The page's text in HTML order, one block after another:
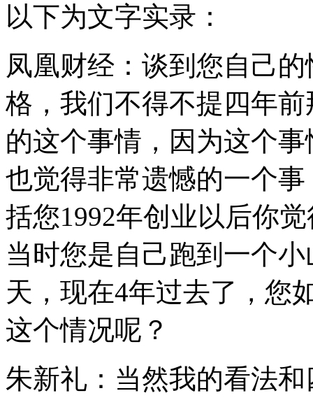
以下为文字实录：
凤凰财经：谈到您自己
格，我们不得不提四年
的这个事情，因为这个
也觉得非常遗憾的一个
括您1992年创业以后你
当时您是自己跑到一个
天，现在4年过去了，您
这个情况呢？
朱新礼：当然我的看法